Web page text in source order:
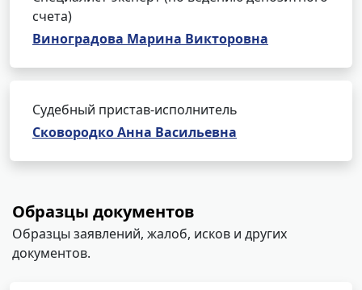
счета)
Виноградова Марина Викторовна
Судебный пристав-исполнитель
Сковородко Анна Васильевна
Образцы документов
Образцы заявлений, жалоб, исков и других
документов.